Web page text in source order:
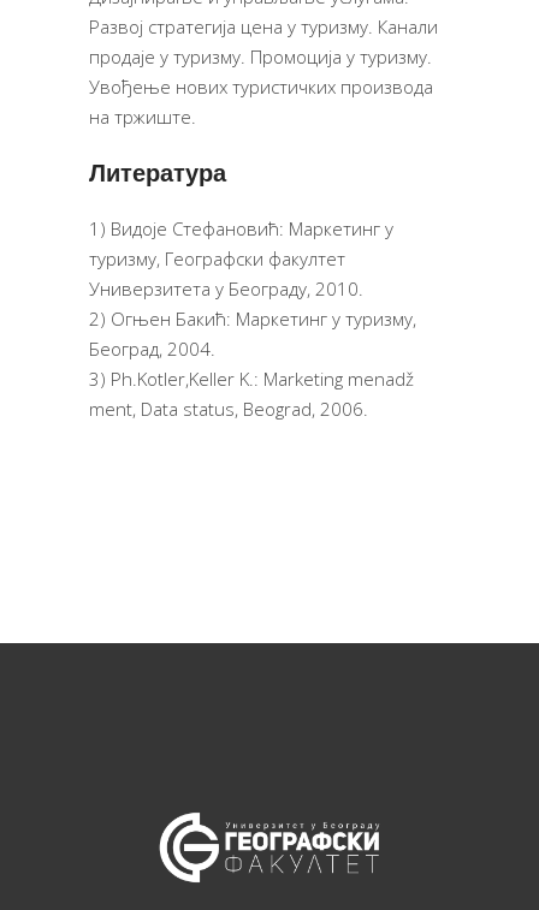
Развој стратегија цена у туризму. Канали
продаје у туризму. Промоција у туризму.
Увођење нових туристичких производа
на тржиште.
Литература
1) Видоје Стефановић: Маркетинг у
туризму, Географски факултет
Универзитета у Београду, 2010.
2) Огњен Бакић: Маркетинг у туризму,
Београд, 2004.
3) Ph.Kotler,Keller K.: Marketing menadž
ment, Data status, Beograd, 2006.